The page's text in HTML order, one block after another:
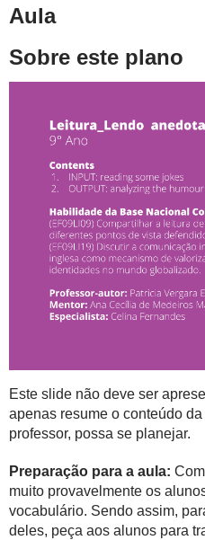
Aula
Sobre este plano
Este slide não deve ser
apenas resume o conteúdo
professor, possa se planejar.
Preparação para a aula:
muito provavelmente os
vocabulário. Sendo assim,
deles, peça aos alunos para